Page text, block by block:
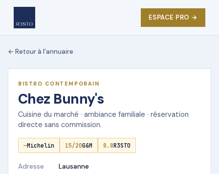
ESPACE PRO →
← Retour à l'annuaire
★ DÉMO R3STO
BISTRO CONTEMPORAIN
Chez Bunny's
Cuisine du marché · ambiance familiale · réservation
directe sans commission.
—Michelin 15/20G&M 8.8R3STO
Adresse
Lausanne